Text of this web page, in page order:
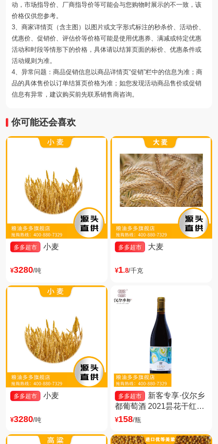
动，市场指导价、厂商指导价等可能会与您购物时展示的不一致，该
价格仅供您参考。
3、商家详情页（含主图）以图片或文字形式标注的秒杀价、活动价、
优惠价、促销价、评估价等价格可能是使用优惠券、满减或特定优惠
活动和时段等情形下的价格，具体请以结算页面的标价、优惠条件或
活动规则为准。
4、异常问题：商品促销信息以商品详情页“促销”栏中的信息为准；商
品的具体售价以订单结算页价格为准；如您发现活动商品售价或促销
信息有异常，建议购买前先联系销售商咨询。
你可能还会喜欢
多多超市 小麦
¥3280/吨
多多超市 大麦
¥1.8/千克
多多超市 小麦
¥3280/吨
多多超市
新客专享·仪尔乡
都葡萄酒 2021昙花干红葡
萄酒·新企业认证专享
¥158/瓶